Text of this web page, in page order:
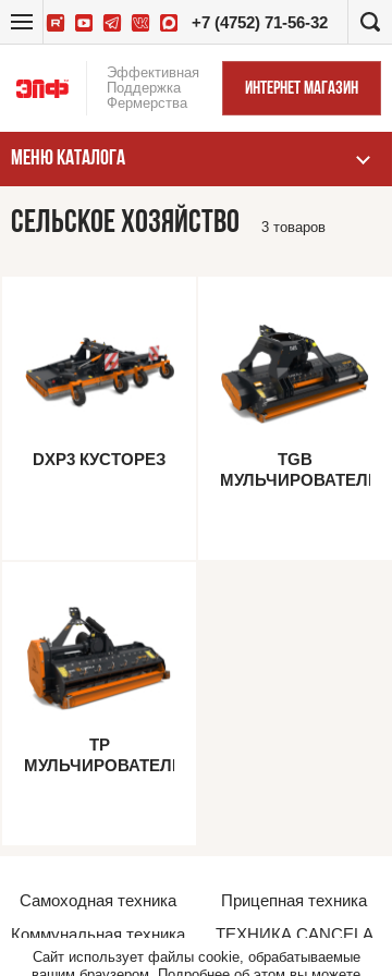
+7 (4752) 71-56-32
Эффективная
Поддержка
Фермерства
ИНТЕРНЕТ МАГАЗИН
МЕНЮ КАТАЛОГА
СЕЛЬСКОЕ ХОЗЯЙСТВО 3 товаров
DXP3 КУСТОРЕЗ
TGB
МУЛЬЧИРОВАТЕЛЬ
TP
МУЛЬЧИРОВАТЕЛЬ
Самоходная техника
Прицепная техника
Коммунальная техника
ТЕХНИКА CANCELA
Дополнительное
Сайт использует файлы cookie, обрабатываемые